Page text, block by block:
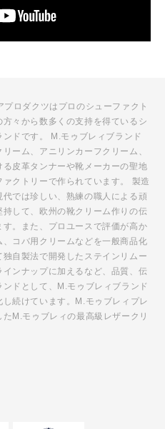
ロダクツはプロのシューファクト
々から数多くの支持を得ているシ
ドです。 M.モゥブレィブランド
ーム、アニリンカーフクリーム、
皮革タンナーや靴メーカーの聖地
クトリーで作られています。 製造
では珍しい、熟練の職人による頑
して、欧州の靴クリーム作りの伝
。また、プロユースで評価が高か
コバ用クリームなどを一般商品化
自製法で開発したステインリムー
ンナップに加えるなど、品質、伝
ドとして、M.モゥブレィブランド
続けています。M.モゥブレィプレ
M.モゥブレィの最高級レザークリ